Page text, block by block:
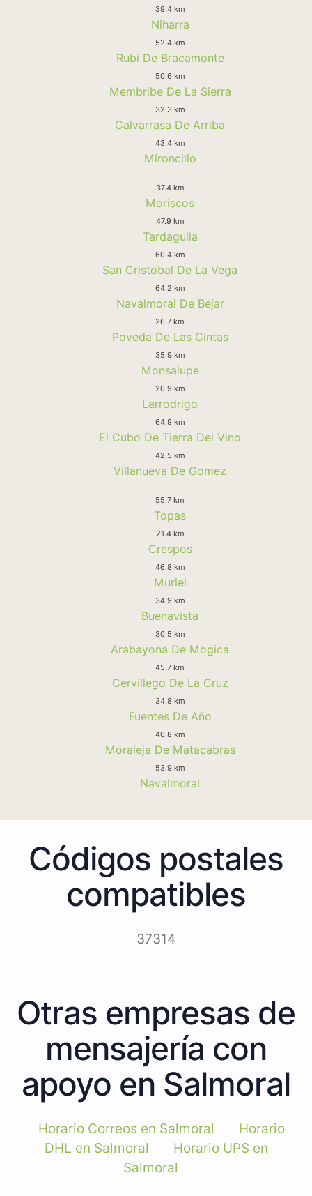
39.4 km
Niharra
52.4 km
Rubi De Bracamonte
50.6 km
Membribe De La Sierra
32.3 km
Calvarrasa De Arriba
43.4 km
Mironcillo
37.4 km
Moriscos
47.9 km
Tardaguila
60.4 km
San Cristobal De La Vega
64.2 km
Navalmoral De Bejar
26.7 km
Poveda De Las Cintas
35.9 km
Monsalupe
20.9 km
Larrodrigo
64.9 km
El Cubo De Tierra Del Vino
42.5 km
Villanueva De Gomez
55.7 km
Topas
21.4 km
Crespos
46.8 km
Muriel
34.9 km
Buenavista
30.5 km
Arabayona De Mogica
45.7 km
Cervillego De La Cruz
34.8 km
Fuentes De Año
40.8 km
Moraleja De Matacabras
53.9 km
Navalmoral
Códigos postales
compatibles
37314
Otras empresas de
mensajería con
apoyo en Salmoral
Horario Correos en Salmoral
Horario
DHL en Salmoral
Horario UPS en
Salmoral